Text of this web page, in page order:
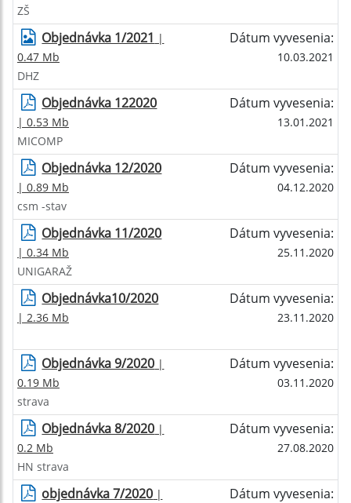
ZŠ
Objednávka 1/2021 |
0.47 Mb
Dátum vyvesenia:
10.03.2021
DHZ
Objednávka 122020
| 0.53 Mb
Dátum vyvesenia:
13.01.2021
MICOMP
Objednávka 12/2020
| 0.89 Mb
Dátum vyvesenia:
04.12.2020
csm -stav
Objednávka 11/2020
| 0.34 Mb
Dátum vyvesenia:
25.11.2020
UNIGARAŽ
Objednávka10/2020
| 2.36 Mb
Dátum vyvesenia:
23.11.2020
Objednávka 9/2020 |
0.19 Mb
Dátum vyvesenia:
03.11.2020
strava
Objednávka 8/2020 |
0.2 Mb
Dátum vyvesenia:
27.08.2020
HN strava
objednávka 7/2020 |
Dátum vyvesenia: